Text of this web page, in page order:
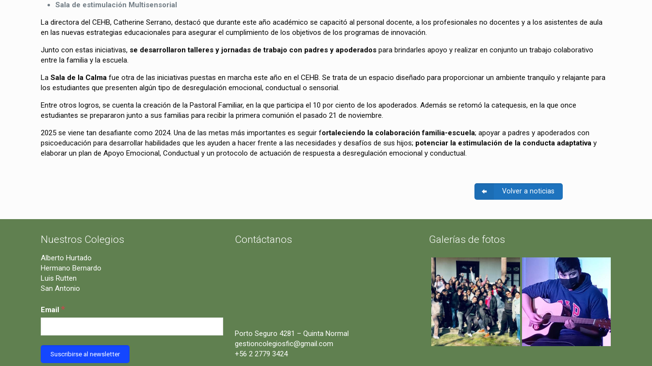
Sala de estimulación Multisensorial
La directora del CEHB, Catherine Serrano, destacó que durante este año académico se capacitó al personal docente, a los profesionales no docentes y a los asistentes de aula
en las nuevas estrategias educacionales para asegurar el cumplimiento de los objetivos de los programas de innovación.
Junto con estas iniciativas, se desarrollaron talleres y jornadas de trabajo con padres y apoderados para brindarles apoyo y realizar en conjunto un trabajo colaborativo
entre la familia y la escuela.
La Sala de la Calma fue otra de las iniciativas puestas en marcha este año en el CEHB. Se trata de un espacio diseñado para proporcionar un ambiente tranquilo y relajante para
los estudiantes que presenten algún tipo de desregulación emocional, conductual o sensorial.
Entre otros logros, se cuenta la creación de la Pastoral Familiar, en la que participa el 10 por ciento de los apoderados. Además se retomó la catequesis, en la que once
estudiantes se prepararon junto a sus familias para recibir la primera comunión el pasado 21 de noviembre.
2025 se viene tan desafiante como 2024. Una de las metas más importantes es seguir fortaleciendo la colaboración familia-escuela; apoyar a padres y apoderados con
psicoeducación para desarrollar habilidades que les ayuden a hacer frente a las necesidades y desafíos de sus hijos; potenciar la estimulación de la conducta adaptativa y
elaborar un plan de Apoyo Emocional, Conductual y un protocolo de actuación de respuesta a desregulación emocional y conductual.
Volver a noticias
Nuestros Colegios
Alberto Hurtado
Hermano Bernardo
Luis Rutten
San Antonio
Email *
Contáctanos
Porto Seguro 4281 – Quinta Normal
gestioncolegiosfic@gmail.com
+56 2 2779 3424
Galerías de fotos